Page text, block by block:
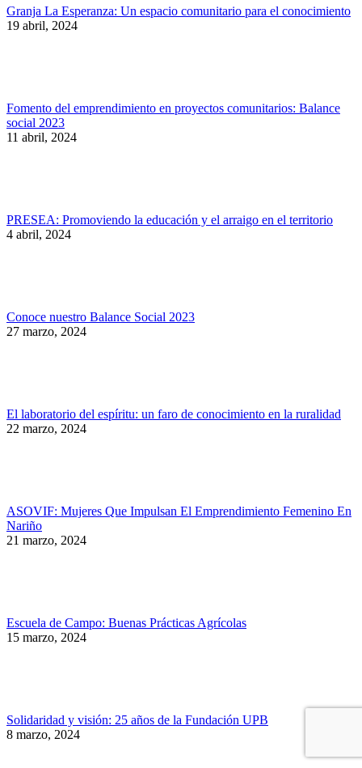
Granja La Esperanza: Un espacio comunitario para el conocimiento
19 abril, 2024
Fomento del emprendimiento en proyectos comunitarios: Balance
social 2023
11 abril, 2024
PRESEA: Promoviendo la educación y el arraigo en el territorio
4 abril, 2024
Conoce nuestro Balance Social 2023
27 marzo, 2024
El laboratorio del espíritu: un faro de conocimiento en la ruralidad
22 marzo, 2024
ASOVIF: Mujeres Que Impulsan El Emprendimiento Femenino En
Nariño
21 marzo, 2024
Escuela de Campo: Buenas Prácticas Agrícolas
15 marzo, 2024
Solidaridad y visión: 25 años de la Fundación UPB
8 marzo, 2024